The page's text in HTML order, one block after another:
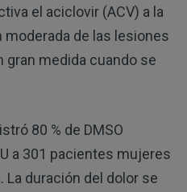
el aciclovir (ACV) a la
de las lesiones
gran medida cuando se
80 % de DMSO
a 301 pacientes mujeres
duración del dolor se